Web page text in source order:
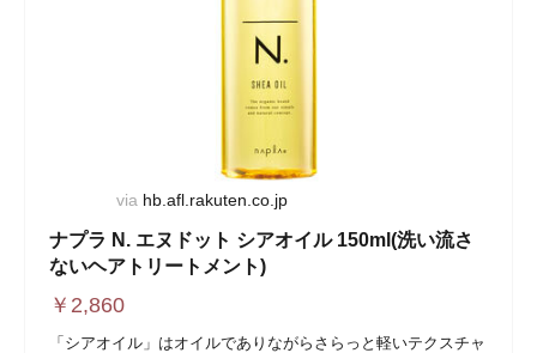
via hb.afl.rakuten.co.jp
ナプラ N. エヌドット シアオイル 150ml(洗い流さ
ないヘアトリートメント)
￥ 2,860
「シアオイル」はオイルでありながらさらっと軽いテクスチャ